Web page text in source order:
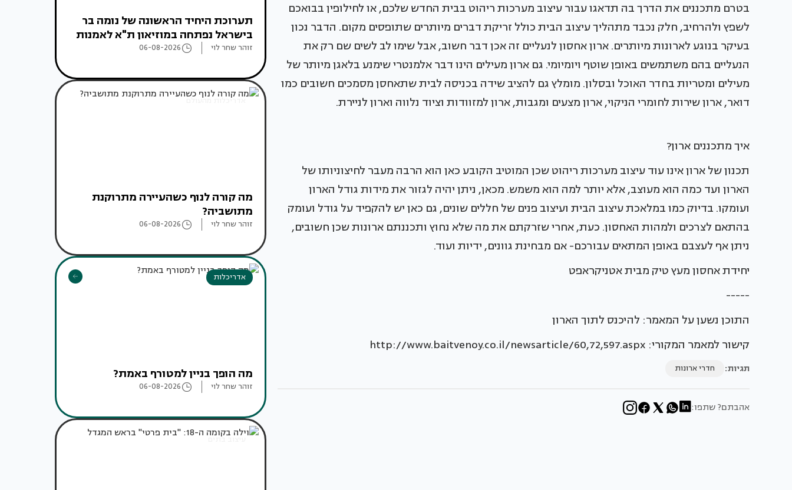
בטרם מתכננים את הדרך בה תדאגו עבור עיצוב מערכות ריהוט בבית החדש שלכם, או לחילופין בבואכם
לשפץ ולהרחיב, חלק נכבד מתהליך עיצוב הבית כולל זריקת דברים מיותרים שתופסים מקום. הדבר נכון
בעיקר בנוגע לארונות מיותרים. ארון אחסון לנעליים זה אכן דבר חשוב, אבל שימו לב לשים שם רק את
הנעליים בהם משתמשים באופן שוטף ויומיומי. גם ארון מעילים הינו דבר אלמנטרי שימנע בלאגן מיותר של
מעילים ומטריות בחדר האוכל ובסלון. מומלץ גם להציב שידה בכניסה לבית שתאחסן מסמכים חשובים כמו
דואר, ארון שירות לחומרי הניקוי, ארון מצעים ומגבות, ארון למזוודות וציוד נלווה וארון לניירת.
איך מתכננים ארון?
תכנון של ארון אינו עוד עיצוב מערכות ריהוט שכן המוטיב הקובע כאן הוא הרבה מעבר לחיצוניותו של
הארון ועד כמה הוא מעוצב, אלא יותר למה הוא משמש. מכאן, ניתן יהיה לגזור את מידות גודל הארון
ועומקו. בדיוק כמו במלאכת עיצוב הבית ועיצוב פנים של חללים שונים, גם כאן יש להקפיד על גודל ועומק
בהתאם לצרכים ולמהות האחסון. כעת, אחרי שזרקתם את מה שלא נחוץ ותכננתם ארונות שכן חשובים,
ניתן אף לעצבם באופן המתאים עבורכם- אם מבחינת גוונים, ידיות ועוד.
יחידת אחסון מעץ טיק מבית אטניקראפט
-----
התוכן נשען על המאמר: להיכנס לתוך הארון
קישור למאמר המקורי: http://www.baitvenoy.co.il/newsarticle/60,72,597.aspx
תגיות: חדרי ארונות
אהבתם? שתפו:
תערוכת היחיד הראשונה של נומה בר
בישראל נפתחה במוזיאון ת"א לאמנות
זוהר שחר לוי 06-08-2026
אדריכלות מהעולם
מה קורה לנוף כשהעיירה מתרוקנת
מתושביה?
זוהר שחר לוי 06-08-2026
אדריכלות
מה הופך בניין למטורף באמת?
זוהר שחר לוי 06-08-2026
עיצוב בתים